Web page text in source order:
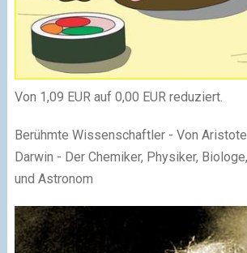
Von 1,09 EUR auf 0,00 EUR reduziert.
Berühmte Wissenschaftler - Von
Darwin - Der Chemiker, Physiker,
und Astronom